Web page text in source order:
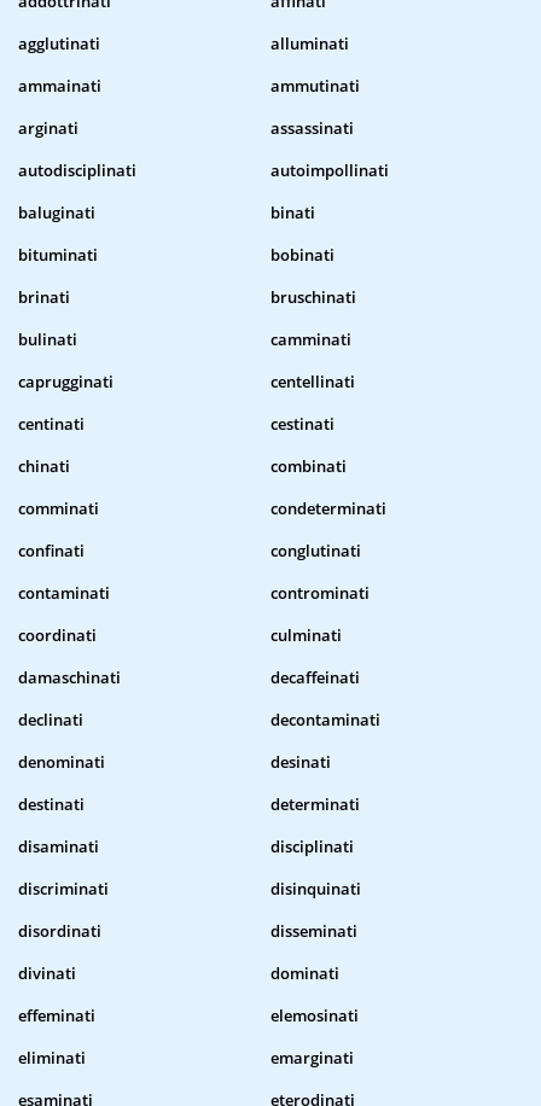
agglutinati
alluminati
ammainati
ammutinati
arginati
assassinati
autodisciplinati
autoimpollinati
baluginati
binati
bituminati
bobinati
brinati
bruschinati
bulinati
camminati
caprugginati
centellinati
centinati
cestinati
chinati
combinati
comminati
condeterminati
confinati
conglutinati
contaminati
controminati
coordinati
culminati
damaschinati
decaffeinati
declinati
decontaminati
denominati
desinati
destinati
determinati
disaminati
disciplinati
discriminati
disinquinati
disordinati
disseminati
divinati
dominati
effeminati
elemosinati
eliminati
emarginati
esaminati
eterodinati